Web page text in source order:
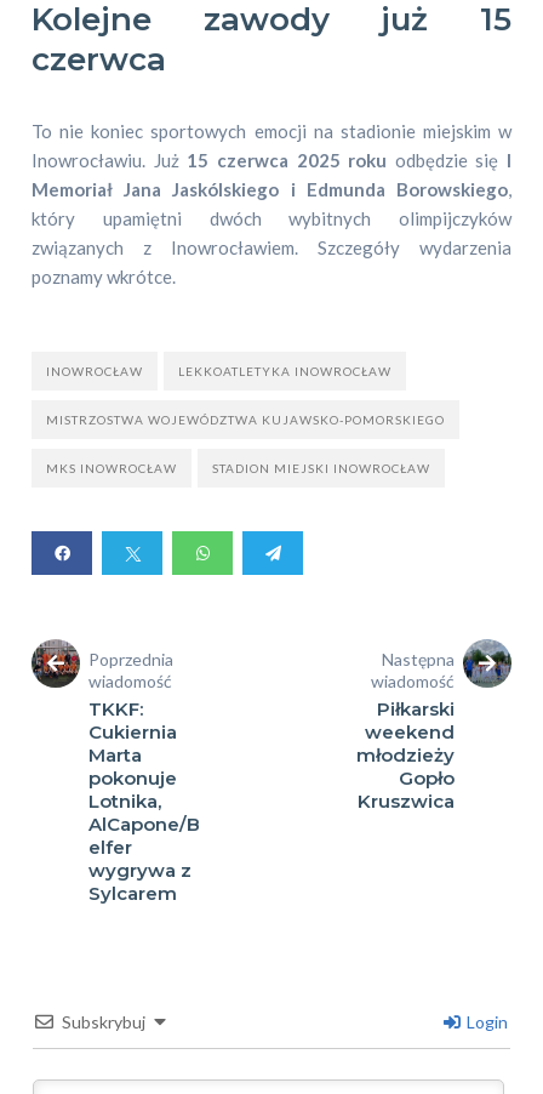
Kolejne zawody już 15
czerwca
To nie koniec sportowych emocji na stadionie miejskim w
Inowrocławiu. Już 15 czerwca 2025 roku odbędzie się I
Memoriał Jana Jaskólskiego i Edmunda Borowskiego,
który upamiętni dwóch wybitnych olimpijczyków
związanych z Inowrocławiem. Szczegóły wydarzenia
poznamy wkrótce.
INOWROCŁAW LEKKOATLETYKA INOWROCŁAW
MISTRZOSTWA WOJEWÓDZTWA KUJAWSKO-POMORSKIEGO
MKS INOWROCŁAW STADION MIEJSKI INOWROCŁAW
Poprzednia
wiadomość
TKKF:
Cukiernia
Marta
pokonuje
Lotnika,
AlCapone/B
elfer
wygrywa z
Sylcarem
Następna
wiadomość
Piłkarski
weekend
młodzieży
Gopło
Kruszwica
Subskrybuj Login